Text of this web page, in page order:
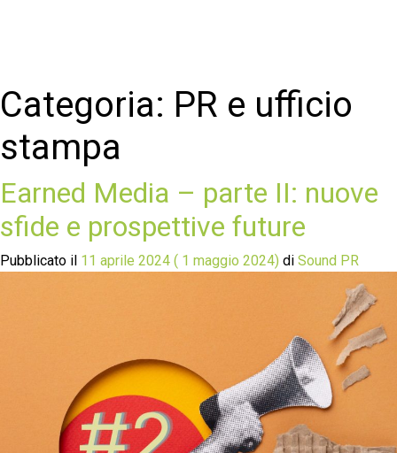
Categoria: PR e ufficio
stampa
Earned Media – parte II: nuove
sfide e prospettive future
Pubblicato il 11 aprile 2024 ( 1 maggio 2024) di Sound PR